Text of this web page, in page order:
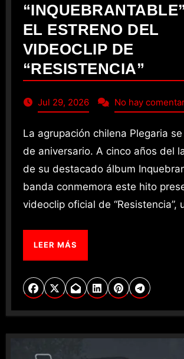
EL ESTRENO DEL
VIDEOCLIP DE
“RESISTENCIA”
Jul 29, 2026 No hay
La agrupación chilena Plegaria se encuentra
de aniversario. A cinco años del
de su destacado álbum
banda conmemora este hito
videoclip oficial de “Resistencia”,
LEER MÁS